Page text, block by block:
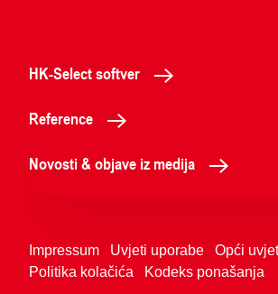
HK-Select softver
Reference
Novosti & objave iz medija
Impressum Uvjeti uporabe Opći
Politika kolačića
Kodeks ponašanja